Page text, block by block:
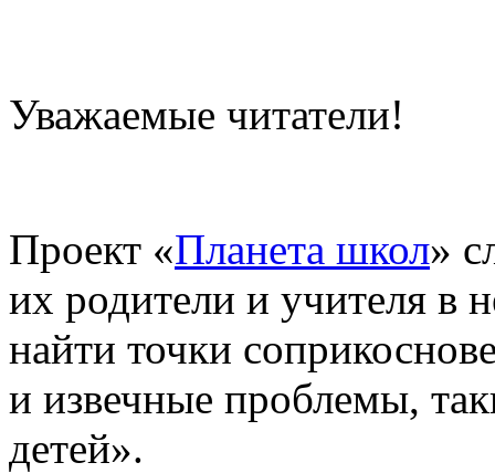
Уважаемые читатели!
Проект «Планета школ»
их родители и учителя в
найти точки
и извечные проблемы,
детей».